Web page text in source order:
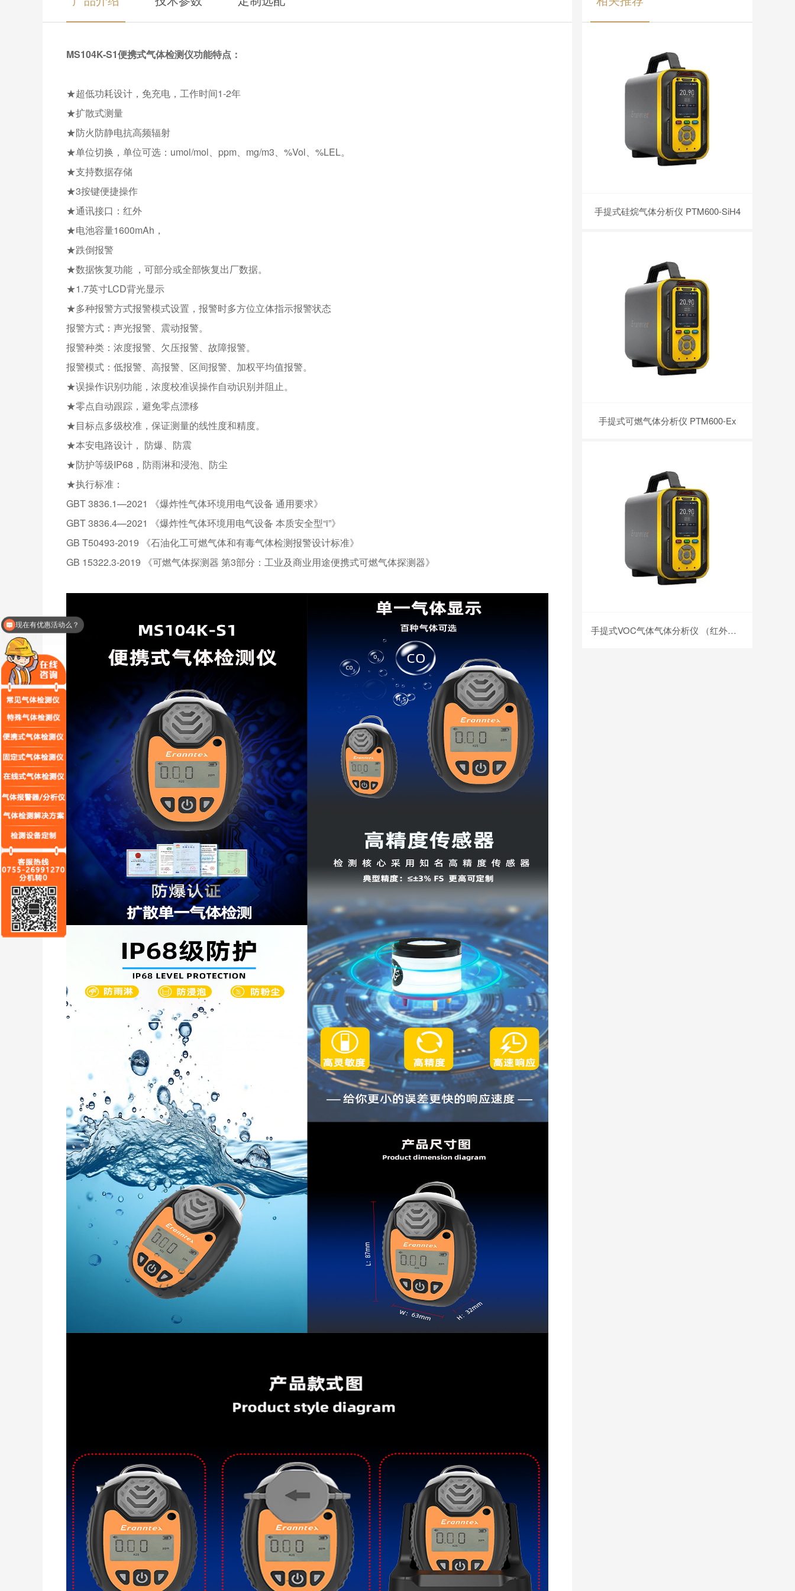
MS104K-S1便携式气体检测仪功能特点：
★超低功耗设计，免充电，工作时间1-2年
★扩散式测量
★防火防静电抗高频辐射
★单位切换，单位可选：umol/mol、ppm、mg/m3、%Vol、%LEL。
★支持数据存储
★3按键便捷操作
★通讯接口：红外
★电池容量1600mAh，
★跌倒报警
★数据恢复功能 ，可部分或全部恢复出厂数据。
★1.7英寸LCD背光显示
★多种报警方式报警模式设置，报警时多方位立体指示报警状态
报警方式：声光报警、震动报警。
报警种类：浓度报警、欠压报警、故障报警。
报警模式：低报警、高报警、区间报警、加权平均值报警。
★误操作识别功能，浓度校准误操作自动识别并阻止。
★零点自动跟踪，避免零点漂移
★目标点多级校准，保证测量的线性度和精度。
★本安电路设计， 防爆、防震
★防护等级IP68，防雨淋和浸泡、防尘
★执行标准：
GBT 3836.1—2021 《爆炸性气体环境用电气设备 通用要求》
GBT 3836.4—2021 《爆炸性气体环境用电气设备 本质安全型“i”》
GB T50493-2019 《石油化工可燃气体和有毒气体检测报警设计标准》
GB 15322.3-2019 《可燃气体探测器 第3部分：工业及商业用途便携式可燃气体探测器》
手提式硅烷气体分析仪 PTM600-SiH4
手提式可燃气体分析仪 PTM600-Ex
手提式VOC气体气体分析仪 （红外）PTM600-VOC
可以介绍下你们的产品么？